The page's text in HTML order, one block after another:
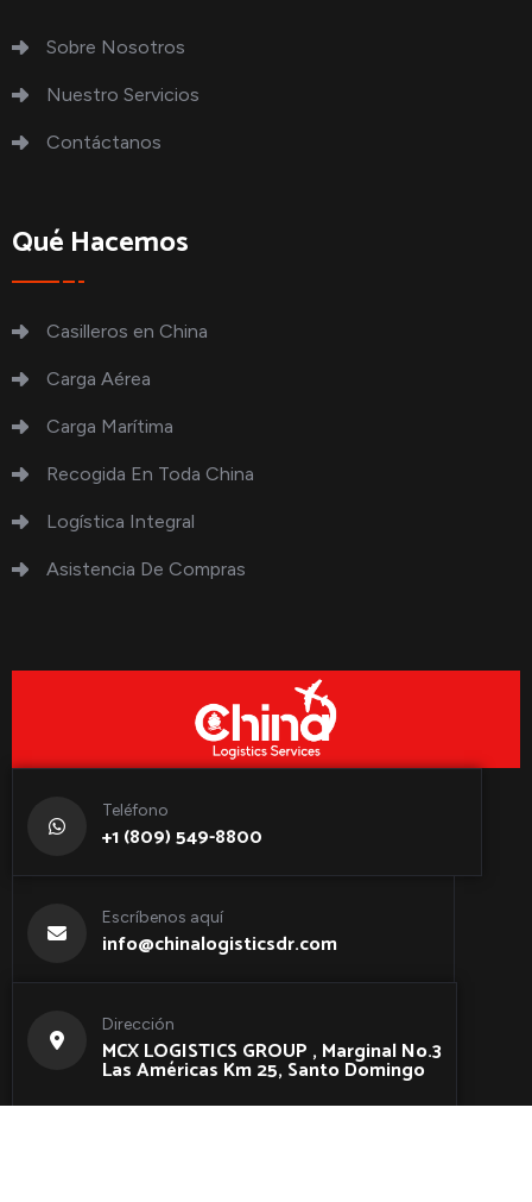
Sobre Nosotros
Nuestro Servicios
Contáctanos
Qué Hacemos
Casilleros en China
Carga Aérea
Carga Marítima
Recogida En Toda China
Logística Integral
Asistencia De Compras
Teléfono
+1 (809) 549-8800
Escríbenos aquí
info@chinalogisticsdr.com
Dirección
MCX LOGISTICS GROUP , Marginal No.3
Las Américas Km 25, Santo Domingo